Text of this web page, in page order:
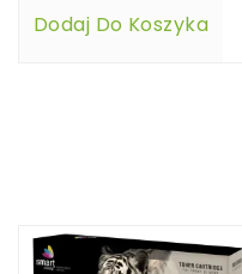
Dodaj Do Koszyka